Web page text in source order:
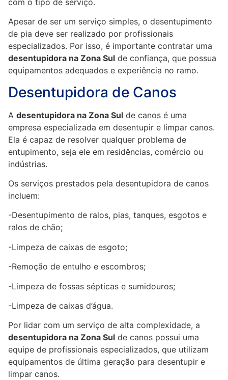
Apesar de ser um serviço simples, o desentupimento
de pia deve ser realizado por profissionais
especializados. Por isso, é importante contratar uma
desentupidora na Zona Sul de confiança, que possua
equipamentos adequados e experiência no ramo.
Desentupidora de Canos
A desentupidora na Zona Sul de canos é uma
empresa especializada em desentupir e limpar canos.
Ela é capaz de resolver qualquer problema de
entupimento, seja ele em residências, comércio ou
indústrias.
Os serviços prestados pela desentupidora de canos
incluem:
-Desentupimento de ralos, pias, tanques, esgotos e
ralos de chão;
-Limpeza de caixas de esgoto;
-Remoção de entulho e escombros;
-Limpeza de fossas sépticas e sumidouros;
-Limpeza de caixas d’água.
Por lidar com um serviço de alta complexidade, a
desentupidora na Zona Sul de canos possui uma
equipe de profissionais especializados, que utilizam
equipamentos de última geração para desentupir e
limpar canos.